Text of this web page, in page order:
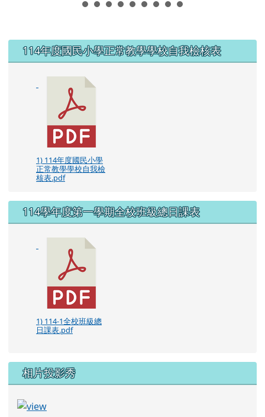
左邊區域內容
114年度國民小學正常教學學校自我檢核表
1) 114年度國民小學
正常教學學校自我檢
核表.pdf
114學年度第一學期全校班級總日課表
1) 114-1全校班級總
日課表.pdf
相片投影秀